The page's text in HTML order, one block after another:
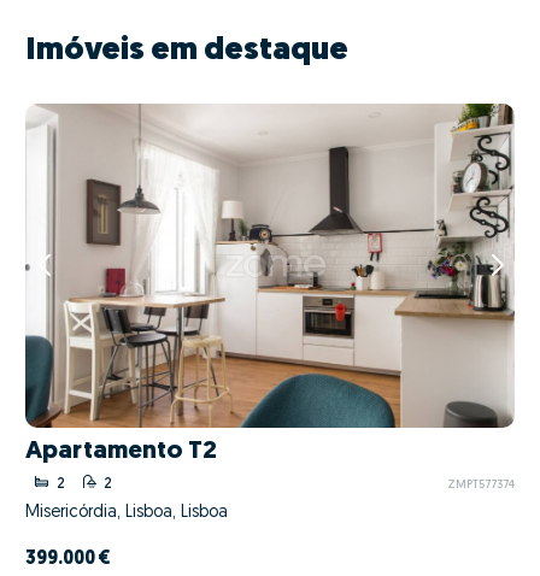
Imóveis em destaque
Apartamento T2
2 2 ZMPT577374
Misericórdia, Lisboa, Lisboa
399.000 €